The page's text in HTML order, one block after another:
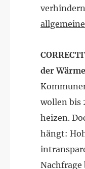
der
wollen bis
heizen.
hängt:
Nachfrage